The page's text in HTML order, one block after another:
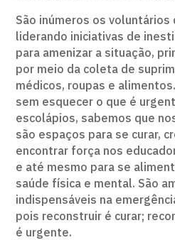
São inúmeros os voluntários
liderando iniciativas de
para amenizar a situação,
por meio da coleta de
médicos, roupas e
sem esquecer o que é
escolápios, sabemos que
são espaços para se curar,
encontrar força nos
e até mesmo para se
saúde física e mental. São
indispensáveis na
pois reconstruir é curar;
é urgente.